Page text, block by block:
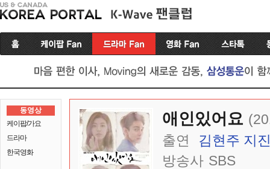
동영상
케이팝/가요
드라마
한국영화
애인있어요
출연
김현주 지
방송사 SBS